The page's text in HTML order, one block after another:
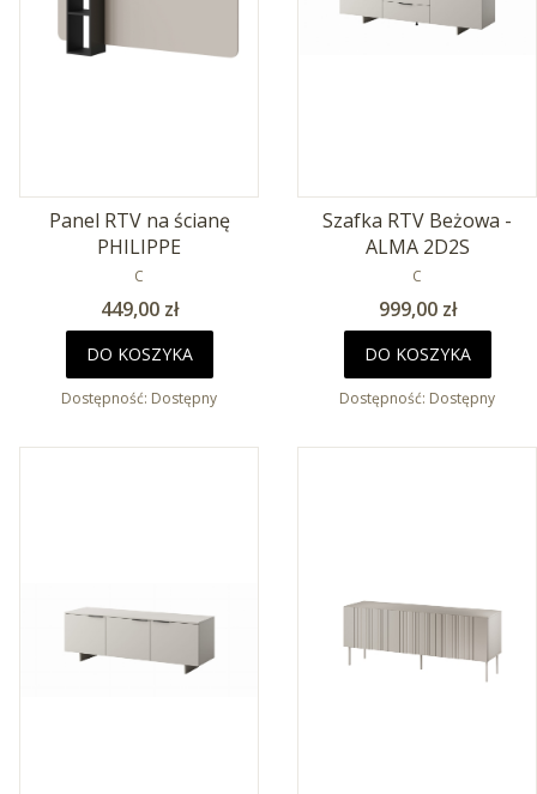
Panel RTV na ścianę
PHILIPPE
PRODUCENT
C
Cena
449,00 zł
DO KOSZYKA
Dostępność: Dostępny
Szafka RTV Beżowa -
ALMA 2D2S
PRODUCENT
C
Cena
999,00 zł
DO KOSZYKA
Dostępność: Dostępny